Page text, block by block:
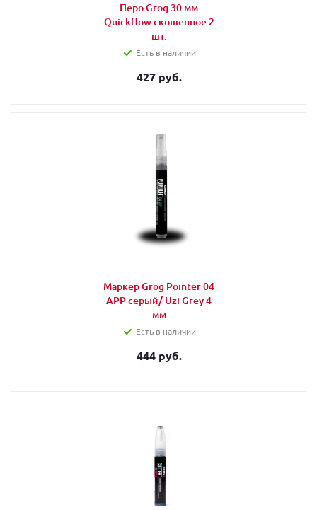
Перо Grog 30 мм
Quickflow скошенное 2
шт.
Есть в наличии
427 руб.
Маркер Grog Pointer 04
APP серый/ Uzi Grey 4
мм
Есть в наличии
444 руб.